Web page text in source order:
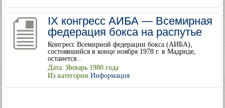
IX конгресс АИБА — Всемирная
федерация бокса на распутье
Конгресс Всемирной федерации бокса (АИБА),
состоявшийся в конце ноября 1978 г. в Мадриде,
останется...
Дата: Январь 1980 года
Из категории Информация